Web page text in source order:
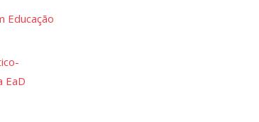
Educação
EaD